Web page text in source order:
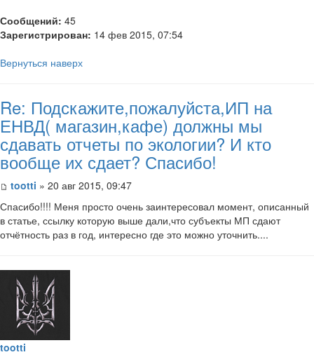
Сообщений: 45
Зарегистрирован: 14 фев 2015, 07:54
Вернуться наверх
Re: Подскажите,пожалуйста,ИП на
ЕНВД( магазин,кафе) должны мы
сдавать отчеты по экологии? И кто
вообще их сдает? Спасибо!
tootti » 20 авг 2015, 09:47
Спасибо!!!! Меня просто очень заинтересовал момент, описанный
в статье, ссылку которую выше дали,что субъекты МП сдают
отчётность раз в год, интересно где это можно уточнить....
tootti